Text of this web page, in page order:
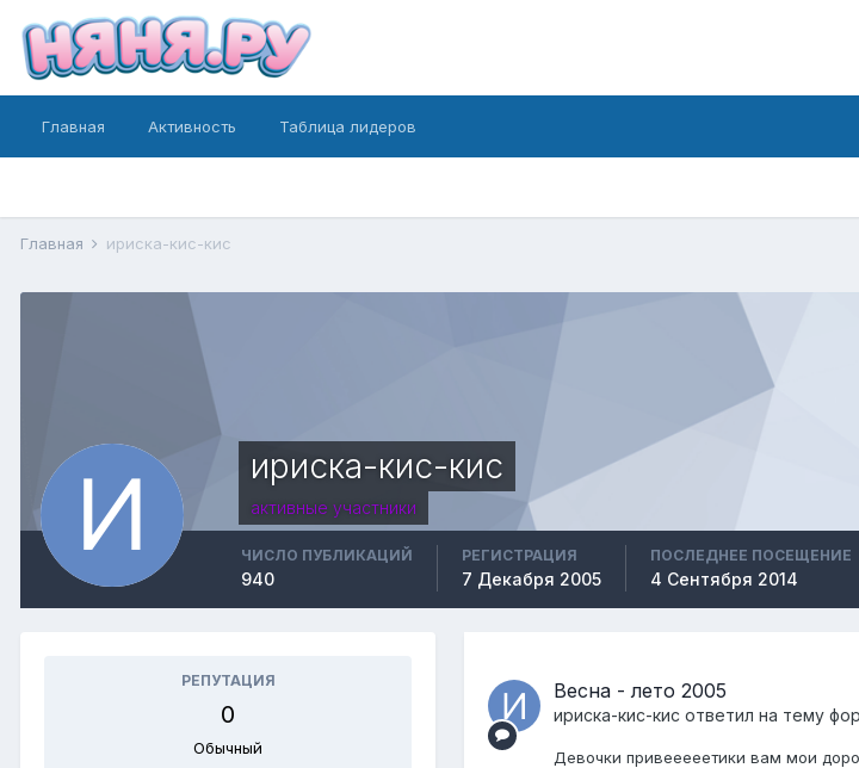
Главная Активность Таблица лидеров
Главная ириска-кис-кис
ириска-кис-кис
активные участники
ЧИСЛО ПУБЛИКАЦИЙ
940
РЕГИСТРАЦИЯ
7 Декабря 2005
ПОСЛЕДНЕЕ ПОСЕЩЕНИЕ
4 Сентября 2014
РЕПУТАЦИЯ
0
Обычный
Весна - лето 2005
ириска-кис-кис ответил на тему
Девочки привееееетики вам мои